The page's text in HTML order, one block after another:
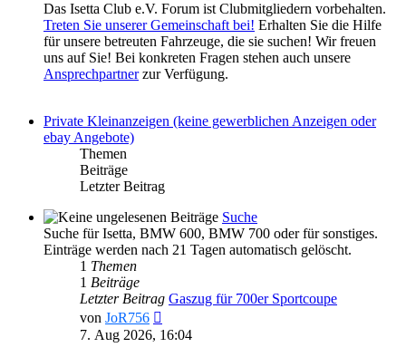
Das Isetta Club e.V. Forum ist Clubmitgliedern vorbehalten.
Treten Sie unserer Gemeinschaft bei! Erhalten Sie die Hilfe
für unsere betreuten Fahrzeuge, die sie suchen! Wir freuen
uns auf Sie! Bei konkreten Fragen stehen auch unsere
Ansprechpartnerzur Verfügung.
Private Kleinanzeigen (keine gewerblichen Anzeigen oder
ebay Angebote)
Themen
Beiträge
Letzter Beitrag
Suche
Suche für Isetta, BMW 600, BMW 700 oder für sonstiges.
Einträge werden nach 21 Tagen automatisch gelöscht.
1 Themen
1 Beiträge
Letzter Beitrag Gaszug für 700er Sportcoupe
von JoR756
Beitrag
7. Aug 2026, 16:04